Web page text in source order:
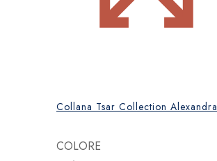
Collana Tsar Collection Alexandra
COLORE